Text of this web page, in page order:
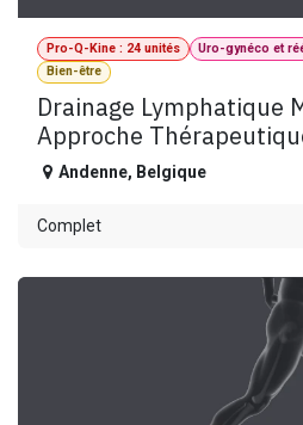
Pro-Q-Kine : 24 unités
Uro-gynéco et
Bien-être
Drainage Lymphatique
Approche
Andenne, Belgique
Complet